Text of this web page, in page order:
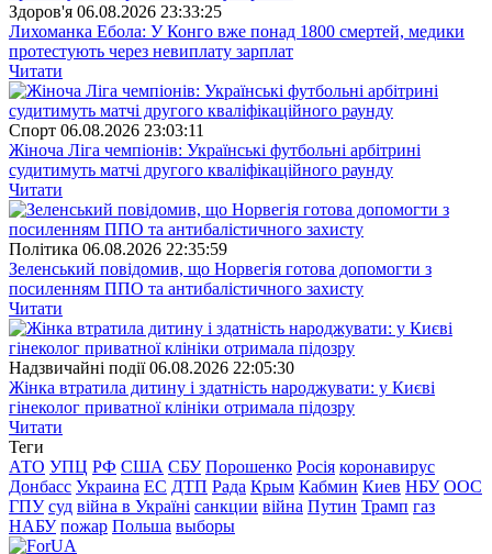
Здоров'я 06.08.2026 23:33:25
Лихоманка Ебола: У Конго вже понад 1800 смертей, медики
протестують через невиплату зарплат
Читати
Спорт 06.08.2026 23:03:11
Жіноча Ліга чемпіонів: Українські футбольні арбітрині
судитимуть матчі другого кваліфікаційного раунду
Читати
Полiтика 06.08.2026 22:35:59
Зеленський повідомив, що Норвегія готова допомогти з
посиленням ППО та антибалістичного захисту
Читати
Надзвичайні події 06.08.2026 22:05:30
Жінка втратила дитину і здатність народжувати: у Києві
гінеколог приватної клініки отримала підозру
Читати
Теги
АТО УПЦ РФ США СБУ Порошенко Росія коронавирус
Донбасс Украина ЕС ДТП Рада Крым Кабмин Киев НБУ ООС
ГПУ суд війна в Україні санкции війна Путин Трамп газ
НАБУ пожар Польша выборы